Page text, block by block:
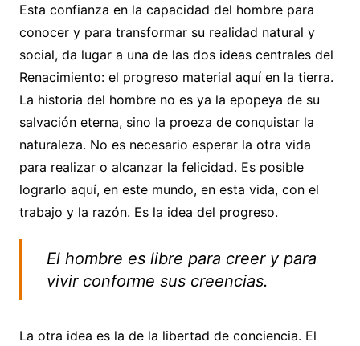
Esta confianza en la capacidad del hombre para
conocer y para transformar su realidad natural y
social, da lugar a una de las dos ideas centrales del
Renacimiento: el progreso material aquí en la tierra.
La historia del hombre no es ya la epopeya de su
salvación eterna, sino la proeza de conquistar la
naturaleza. No es necesario esperar la otra vida
para realizar o alcanzar la felicidad. Es posible
lograrlo aquí, en este mundo, en esta vida, con el
trabajo y la razón. Es la idea del progreso.
El hombre es libre para creer y para
vivir conforme sus creencias.
La otra idea es la de la libertad de conciencia. El